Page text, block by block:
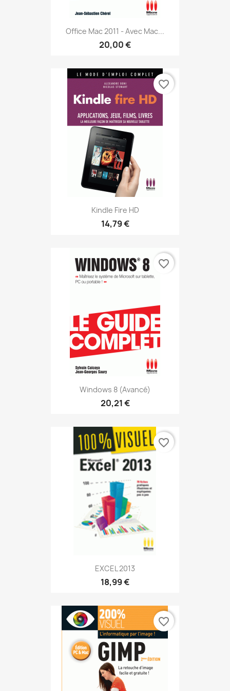
Office Mac 2011 - Avec Mac...
20,00 €
Kindle Fire HD
14,79 €
favorite_border
Windows 8 (avancé)
20,21 €
favorite_border
EXCEL 2013
18,99 €
favorite_border
favorite_border